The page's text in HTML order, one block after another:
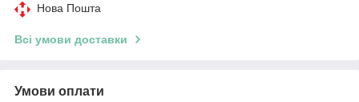
Нова Пошта
Всі умови доставки
Умови оплати